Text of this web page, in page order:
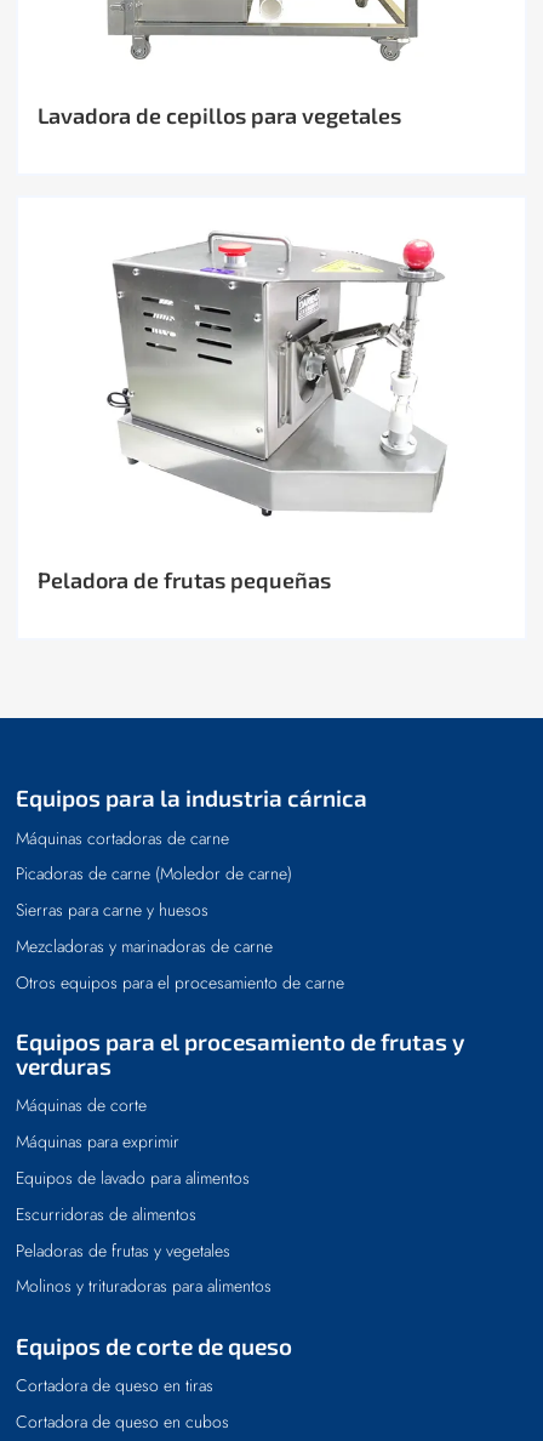
Lavadora de cepillos para vegetales
Peladora de frutas pequeñas
Equipos para la industria cárnica
Máquinas cortadoras de carne
Picadoras de carne (Moledor de carne)
Sierras para carne y huesos
Mezcladoras y marinadoras de carne
Otros equipos para el procesamiento de carne
Equipos para el procesamiento de frutas y
verduras
Máquinas de corte
Máquinas para exprimir
Equipos de lavado para alimentos
Escurridoras de alimentos
Peladoras de frutas y vegetales
Molinos y trituradoras para alimentos
Equipos de corte de queso
Cortadora de queso en tiras
Cortadora de queso en cubos